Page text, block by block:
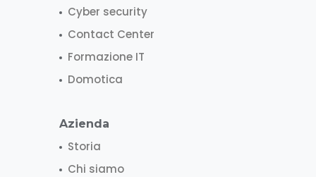
Cyber security
Contact Center
Formazione IT
Domotica
Azienda
Storia
Chi siamo